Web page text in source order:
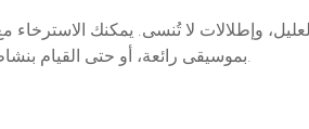
وإطلالات لا تُنسى. يمكنك
بموسيقى رائعة، أو حتى القيام بنشاطات ممتعة مع أصدقائك وعائلتك.